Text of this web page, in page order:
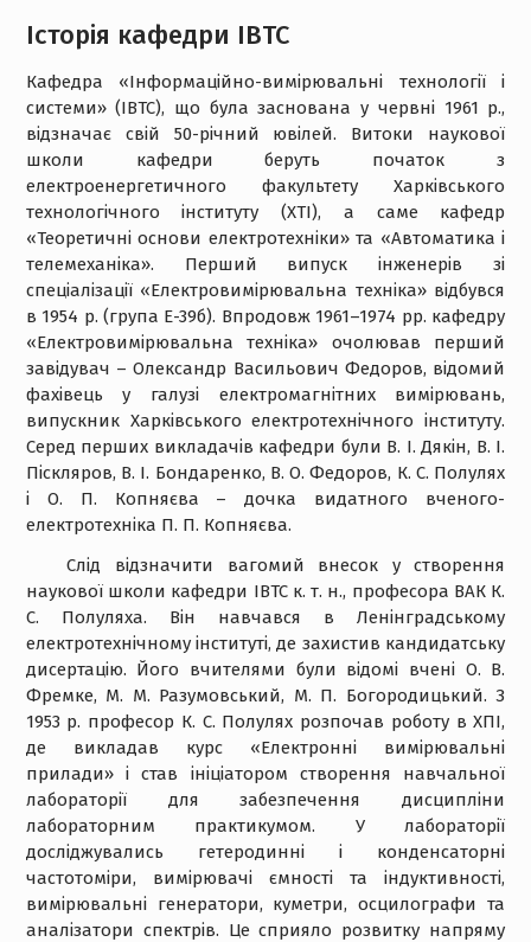
Історія кафедри ІВТС
Кафедра «Інформаційно-вимірювальні технології і
системи» (ІВТС), що була заснована у червні 1961 р.,
відзначає свій 50-річний ювілей. Витоки наукової
школи кафедри беруть початок з
електроенергетичного факультету Харківського
технологічного інституту (ХТІ), а саме кафедр
«Теоретичні основи електротехніки» та «Автоматика і
телемеханіка». Перший випуск інженерів зі
спеціалізації «Електровимірювальна техніка» відбувся
в 1954 р. (група Е-39б). Впродовж 1961–1974 рр. кафедру
«Електровимірювальна техніка» очолював перший
завідувач – Олександр Васильович Федоров, відомий
фахівець у галузі електромагнітних вимірювань,
випускник Харківського електротехнічного інституту.
Серед перших викладачів кафедри були В. І. Дякін, В. І.
Піскляров, В. І. Бондаренко, В. О. Федоров, К. С. Полулях
і О. П. Копняєва – дочка видатного вченого-
електротехніка П. П. Копняєва.
Слід відзначити вагомий внесок у створення
наукової школи кафедри ІВТС к. т. н., професора ВАК К.
С. Полуляха. Він навчався в Ленінградському
електротехнічному інституті, де захистив кандидатську
дисертацію. Його вчителями були відомі вчені О. В.
Фремке, М. М. Разумовський, М. П. Богородицький. З
1953 р. професор К. С. Полулях розпочав роботу в ХПІ,
де викладав курс «Електронні вимірювальні
прилади» і став ініціатором створення навчальної
лабораторії для забезпечення дисципліни
лабораторним практикумом. У лабораторії
досліджувались гетеродинні і конденсаторні
частотоміри, вимірювачі ємності та індуктивності,
вимірювальні генератори, куметри, осцилографи та
аналізатори спектрів. Це сприяло розвитку напряму